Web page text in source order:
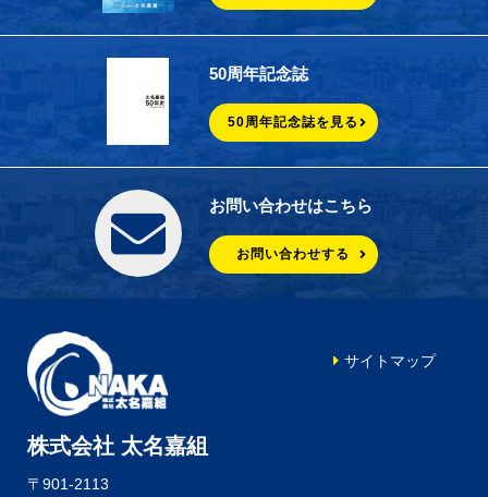
50周年記念誌
50周年記念誌を見る
お問い合わせはこちら
お問い合わせする
株式会社 太名嘉組
〒901-2113
サイトマップ